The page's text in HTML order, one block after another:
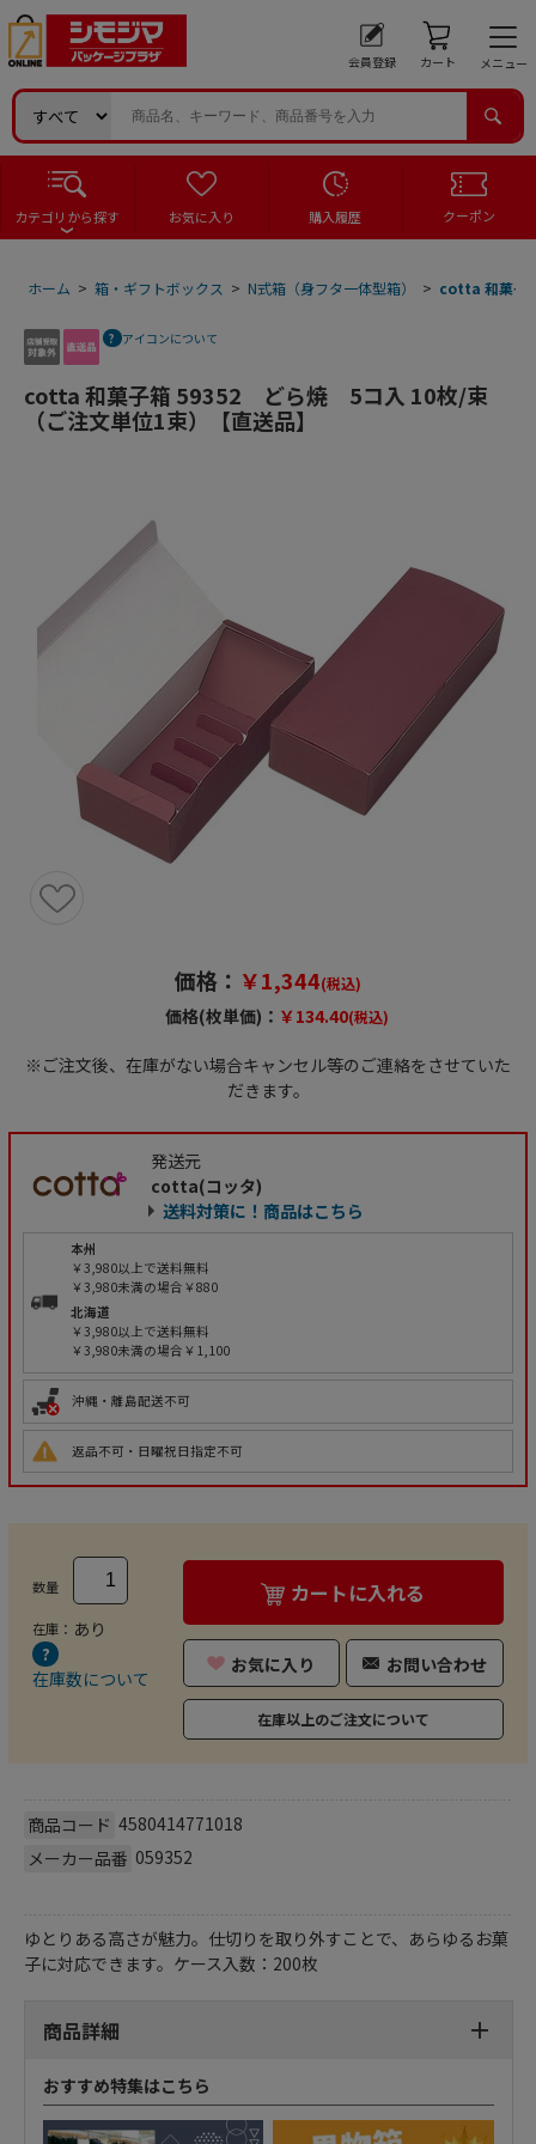
会員登録 カート メニュー
カテゴリから探す お気に入り 購入履歴 クーポン
ホーム > 箱・ギフトボックス > N式箱（身フタ一体型箱） > cotta 和菓子
アイコンについて
cotta 和菓子箱 59352 どら焼 5コ入 10枚/束
（ご注文単位1束）【直送品】
価格： ￥1,344(税込)
価格(枚単価)： ￥134.40(税込)
※ご注文後、在庫がない場合キャンセル等のご連絡をさせていた
だきます。
発送元
cotta(コッタ)
送料対策に！商品はこちら
本州
￥3,980以上で送料無料
￥3,980未満の場合￥880
北海道
￥3,980以上で送料無料
￥3,980未満の場合￥1,100
沖縄・離島配送不可
返品不可・日曜祝日指定不可
数量
在庫： あり
在庫数について
カートに入れる
お気に入り お問い合わせ
在庫以上のご注文について
商品コード 4580414771018
メーカー品番 059352
ゆとりある高さが魅力。仕切りを取り外すことで、あらゆるお菓
子に対応できます。ケース入数：200枚
商品詳細
おすすめ特集はこちら